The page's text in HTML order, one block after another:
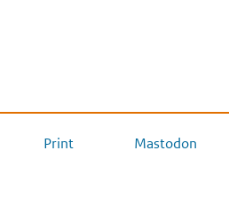
Print Mastodon